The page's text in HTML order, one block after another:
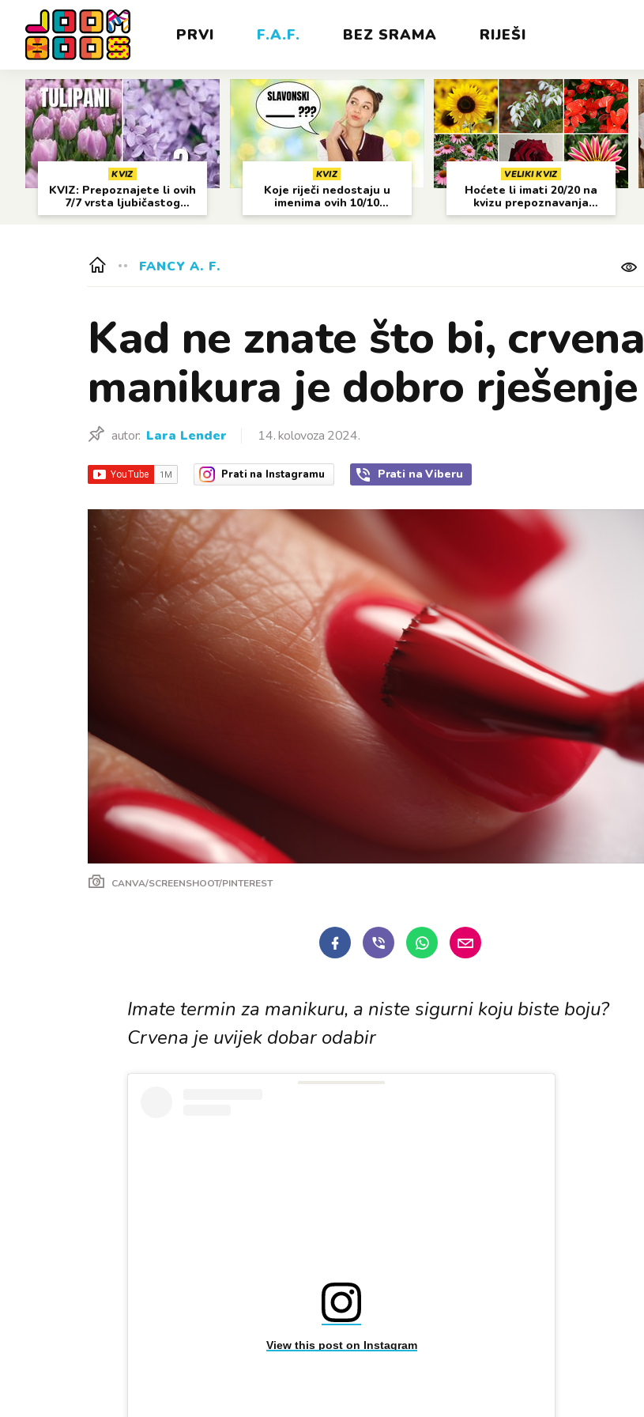
PRVI F.A.F. BEZ SRAMA RIJEŠI
KVIZ
KVIZ: Prepoznajete li ovih
7/7 vrsta ljubičastog
cvijeća?
KVIZ
Koje riječi nedostaju u
imenima ovih 10/10
gradova?
VELIKI KVIZ
Hoćete li imati 20/20 na
kvizu prepoznavanja
cvijeća?
FANCY A. F.
Kad ne znate što bi, crvena
manikura je dobro rješenje
autor: Lara Lender 14. kolovoza 2024.
Prati na Instagramu Prati na Viberu
CANVA/SCREENSHOOT/PINTEREST
Imate termin za manikuru, a niste sigurni koju biste boju?
Crvena je uvijek dobar odabir
View this post on Instagram